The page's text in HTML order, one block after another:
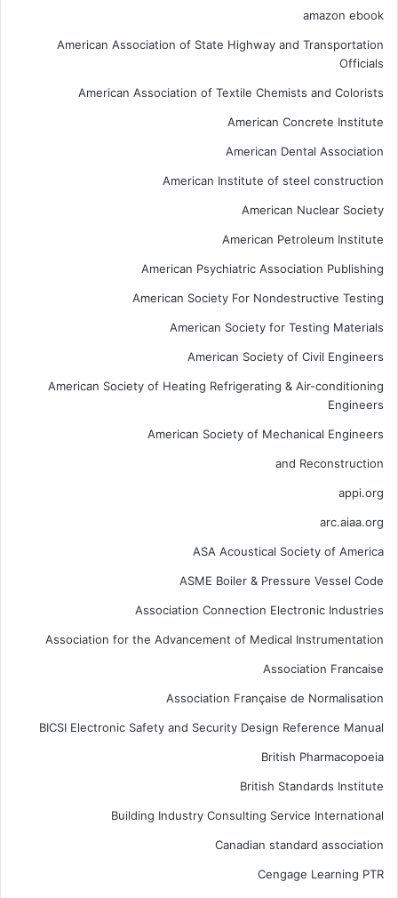
amazon ebook
American Association of State Highway and Transportation
Officials
American Association of Textile Chemists and Colorists
American Concrete Institute
American Dental Association
American Institute of steel construction
American Nuclear Society
American Petroleum Institute
American Psychiatric Association Publishing
American Society For Nondestructive Testing
American Society for Testing Materials
American Society of Civil Engineers
American Society of Heating Refrigerating & Air-conditioning
Engineers
American Society of Mechanical Engineers
and Reconstruction
appi.org
arc.aiaa.org
ASA Acoustical Society of America
ASME Boiler & Pressure Vessel Code
Association Connection Electronic Industries
Association for the Advancement of Medical Instrumentation
Association Francaise
Association Française de Normalisation
BICSI Electronic Safety and Security Design Reference Manual
British Pharmacopoeia
British Standards Institute
Building Industry Consulting Service International
Canadian standard association
Cengage Learning PTR